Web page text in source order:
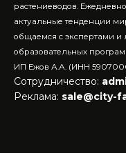
растениеводов.
актуальные тенденции
общаемся с экспертами и
образовательных
ИП Ежов А.А. (ИНН
Сотрудничество:
Реклама: sale@city-